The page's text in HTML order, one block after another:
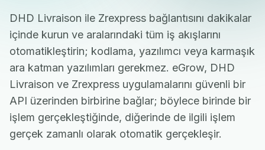
DHD Livraison ile Zrexpress bağlantısını dakikalar
içinde kurun ve aralarındaki tüm iş akışlarını
otomatikleştirin; kodlama, yazılımcı veya karmaşık
ara katman yazılımları gerekmez. eGrow, DHD
Livraison ve Zrexpress uygulamalarını güvenli bir
API üzerinden birbirine bağlar; böylece birinde bir
işlem gerçekleştiğinde, diğerinde de ilgili işlem
gerçek zamanlı olarak otomatik gerçekleşir.